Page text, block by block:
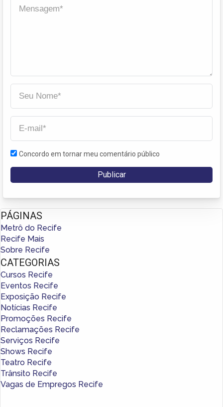
Concordo em tornar meu comentário público
PÁGINAS
Metrô do Recife
Recife Mais
Sobre Recife
CATEGORIAS
Cursos Recife
Eventos Recife
Exposição Recife
Notícias Recife
Promoções Recife
Reclamações Recife
Serviços Recife
Shows Recife
Teatro Recife
Trânsito Recife
Vagas de Empregos Recife